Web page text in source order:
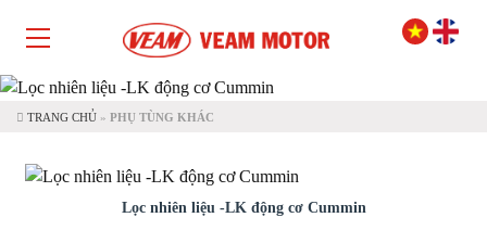
TRANG CHỦ » PHỤ TÙNG KHÁC
Lọc nhiên liệu -LK động cơ Cummin